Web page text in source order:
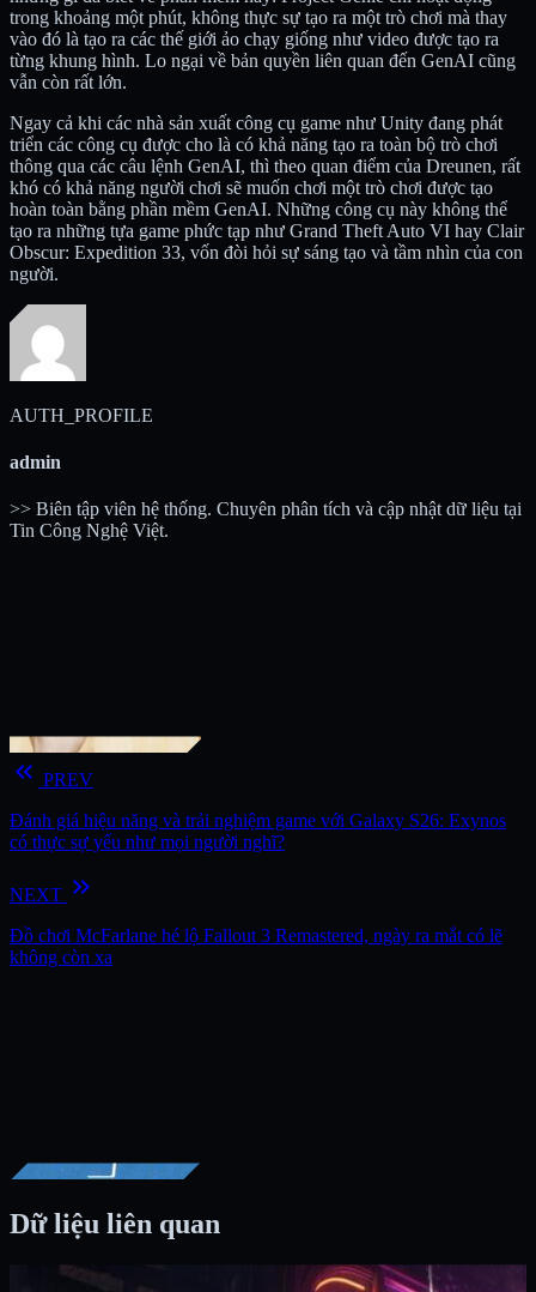
trong khoảng một phút, không thực sự tạo ra một trò chơi mà thay
vào đó là tạo ra các thế giới ảo chạy giống như video được tạo ra
từng khung hình. Lo ngại về bản quyền liên quan đến GenAI cũng
vẫn còn rất lớn.
Ngay cả khi các nhà sản xuất công cụ game như Unity đang phát
triển các công cụ được cho là có khả năng tạo ra toàn bộ trò chơi
thông qua các câu lệnh GenAI, thì theo quan điểm của Dreunen, rất
khó có khả năng người chơi sẽ muốn chơi một trò chơi được tạo
hoàn toàn bằng phần mềm GenAI. Những công cụ này không thể
tạo ra những tựa game phức tạp như Grand Theft Auto VI hay Clair
Obscur: Expedition 33, vốn đòi hỏi sự sáng tạo và tầm nhìn của con
người.
AUTH_PROFILE
admin
>> Biên tập viên hệ thống. Chuyên phân tích và cập nhật dữ liệu tại
Tin Công Nghệ Việt.
keyboard_double_arrow_left PREV
Đánh giá hiệu năng và trải nghiệm game với Galaxy S26: Exynos
có thực sự yếu như mọi người nghĩ?
NEXT keyboard_double_arrow_right
Đồ chơi McFarlane hé lộ Fallout 3 Remastered, ngày ra mắt có lẽ
không còn xa
Dữ liệu liên quan